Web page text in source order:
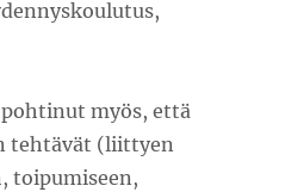
pohtinut myös, että
tehtävät (liittyen
toipumiseen,